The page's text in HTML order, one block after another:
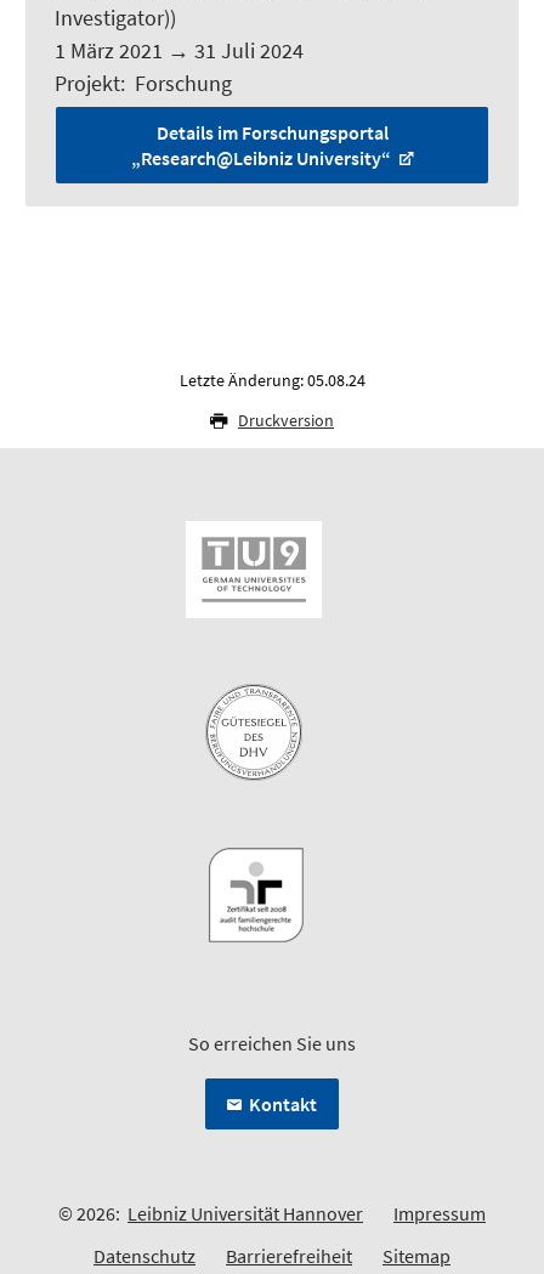
Investigator))
1 März 2021 → 31 Juli 2024
Projekt: Forschung
Details im Forschungsportal
„Research@Leibniz University“
Letzte Änderung: 05.08.24
Druckversion
So erreichen Sie uns
Kontakt
© 2026: Leibniz Universität Hannover
Impressum
Datenschutz
Barrierefreiheit Sitemap